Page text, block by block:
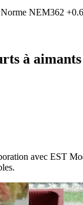
NEM362
à aimants
avec EST